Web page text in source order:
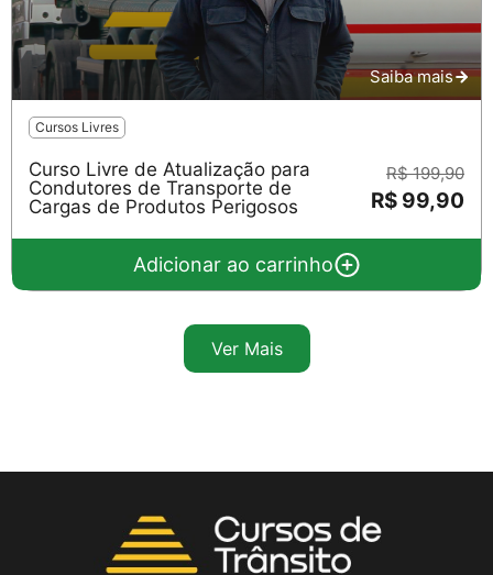
Saiba mais
Cursos Livres
Curso Livre de Atualização para
Condutores de Transporte de
Cargas de Produtos Perigosos
R$ 199,90
R$ 99,90
Adicionar ao carrinho
Ver Mais